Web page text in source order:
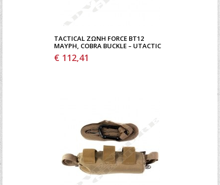
TACTICAL ΖΏΝΗ FORCE BT12
ΜΑΎΡΗ, COBRA BUCKLE – UTACTIC
€ 112,41